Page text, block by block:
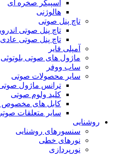
اسپیکر صخره ای
هالوژنی
تاچ پنل صوتی
تاچ پنل صوتی
تاچ پنل صوتی عادی
آمپلی فایر
ماژول های صوتی بلوتوثی
ساب ووفر
سایر محصولات صوتی
ترانس ماژول
کلید ولوم صوتی
کابل های
سایر متعلقات
روشنایی
سنسورهای روشنایی
نورهای خطی
نورپردازی